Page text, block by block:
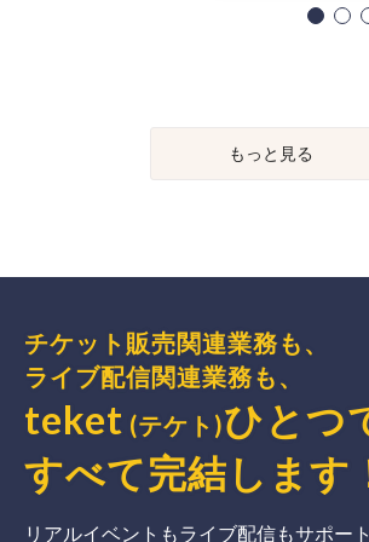
もっと見る
チケット販売関連業務も、
ライブ配信関連業務も、
teket (テケト)ひとつ
すべて完結 します
リアルイベントもライブ配信もサポー